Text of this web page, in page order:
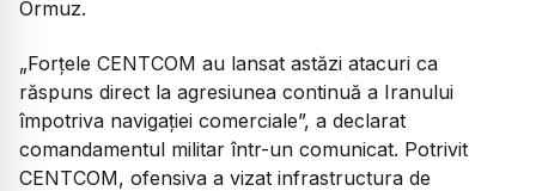
Ormuz.
„Forțele CENTCOM au lansat astăzi atacuri ca
răspuns direct la agresiunea continuă a Iranului
împotriva navigației comerciale”, a declarat
comandamentul militar într-un comunicat. Potrivit
CENTCOM, ofensiva a vizat infrastructura de